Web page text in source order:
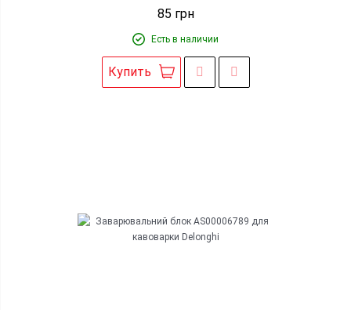
85 грн
Есть в наличии
Купить